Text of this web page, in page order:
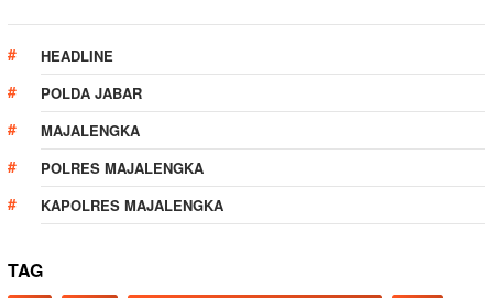
HEADLINE
POLDA JABAR
MAJALENGKA
POLRES MAJALENGKA
KAPOLRES MAJALENGKA
TAG